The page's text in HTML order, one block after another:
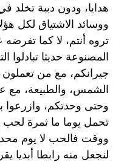
هدايا، ودون دببة تخلد
ووسائد الاشتياق لكل
تروه أنتم، لا كما تفرضه
المصنوعة حديثا تبادلوا
جيرانكم، مع من
الشمس، والطبيعة، مع
وحتى وحدتكم، وازرعوا
تحمل يوما ما ثمرة
ووقت فالحب لا يوم محدد
لنجعل منه رابطا